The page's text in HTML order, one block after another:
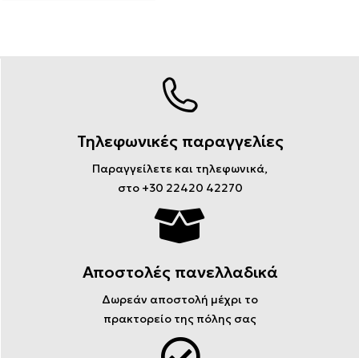
τις ανάγκες σας, μπορείτε να επιλέξετε διαφορετικά επίπεδα
σκληρότητας και υλικά που εξασφαλίζουν άνεση, εργονομία και
Τηλεφωνικές παραγγελίες
Παραγγείλετε και τηλεφωνικά,
στο +30 22420 42270
Αποστολές πανελλαδικά
Δωρεάν αποστολή μέχρι το
πρακτορείο της πόλης σας